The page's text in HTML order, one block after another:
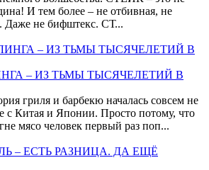
И тем более – не отбивная, не
Даже не бифштекс. СТ...
– ИЗ ТЬМЫ ТЫСЯЧЕЛЕТИЙ В
гриля и барбекю началась совсем не
с Китая и Японии. Просто потому, что
мясо человек первый раз поп...